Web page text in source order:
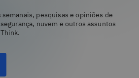
semanais, pesquisas e opiniões de
nuvem e outros assuntos